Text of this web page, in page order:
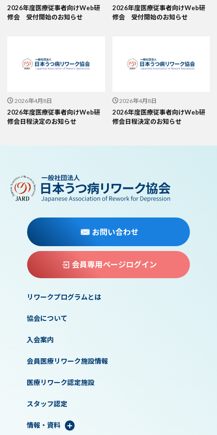
2026年度医療従事者向けWeb研
修会 受付開始のお知らせ
2026年度医療従事者向けWeb研
修会 受付開始のお知らせ
2026年4月8日
2026年度医療従事者向けWeb研
修会日程決定のお知らせ
2026年4月8日
2026年度医療従事者向けWeb研
修会日程決定のお知らせ
お問い合わせ
会員専用ページログイン
リワークプログラムとは
協会について
入会案内
会員医療リワーク施設情報
医療リワーク認定施設
スタッフ認定
情報・資料